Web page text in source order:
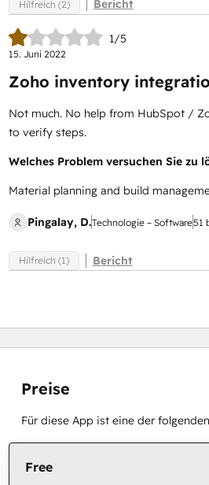
Hilfreich (2) Bericht
1/5
15. Juni 2022
Zoho inventory
Not much. No help from HubSpot /
to verify steps.
Welches Problem versuchen Sie zu
Material planning and build
Pingalay, D.Technologie – Software51
Hilfreich (1) Bericht
Preise
Für diese App ist eine der
Free